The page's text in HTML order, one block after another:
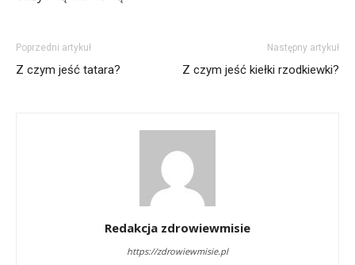
Poprzedni artykuł
Z czym jeść tatara?
Następny artykuł
Z czym jeść kiełki rzodkiewki?
Redakcja zdrowiewmisie
https://zdrowiewmisie.pl